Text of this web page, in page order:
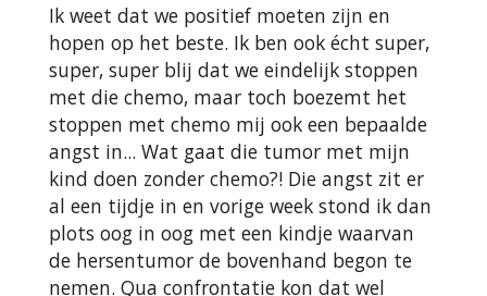
Ik weet dat we positief moeten zijn en
hopen op het beste. Ik ben ook écht super,
super, super blij dat we eindelijk stoppen
met die chemo, maar toch boezemt het
stoppen met chemo mij ook een bepaalde
angst in... Wat gaat die tumor met mijn
kind doen zonder chemo?! Die angst zit er
al een tijdje in en vorige week stond ik dan
plots oog in oog met een kindje waarvan
de hersentumor de bovenhand begon te
nemen. Qua confrontatie kon dat wel